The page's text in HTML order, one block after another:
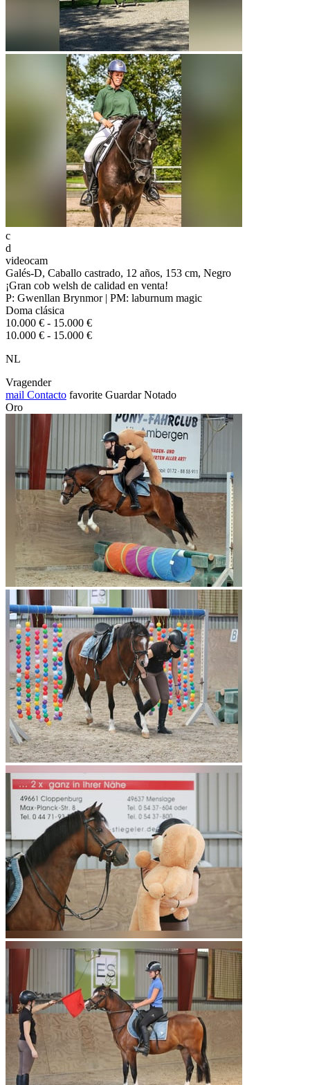
c
d
videocam
Galés-D, Caballo castrado, 12 años, 153 cm, Negro
¡Gran cob welsh de calidad en venta!
P: Gwenllan Brynmor | PM: laburnum magic
Doma clásica
10.000 € - 15.000 €
10.000 € - 15.000 €
NL
Vragender
mail Contacto favorite Guardar Notado
Oro